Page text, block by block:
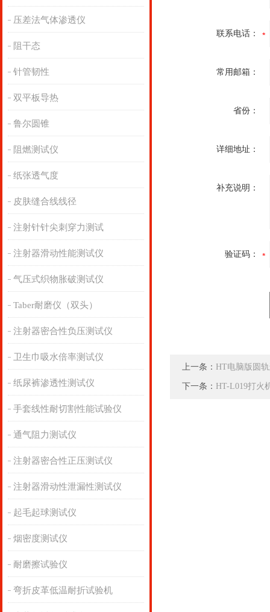
压差法气体渗透仪
阻干态
针管韧性
双平板导热
鲁尔圆锥
阻燃测试仪
纸张透气度
皮肤缝合线线径
注射针针尖刺穿力测试
注射器滑动性能测试仪
气压式织物胀破测试仪
Taber耐磨仪（双头）
注射器密合性负压测试仪
卫生巾吸水倍率测试仪
纸尿裤渗透性测试仪
手套线性耐切割性能试验仪
通气阻力测试仪
注射器密合性正压测试仪
注射器滑动性泄漏性测试仪
起毛起球测试仪
烟密度测试仪
耐磨擦试验仪
弯折皮革低温耐折试验机
联系电话：
常用邮箱：
省份：
详细地址：
补充说明：
验证码：
上一条： HT电脑版圆
下一条： HT-L019打火